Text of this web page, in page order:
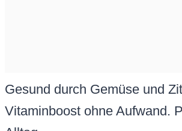
Gesund durch Gemüse und
Vitaminboost ohne Aufwand.